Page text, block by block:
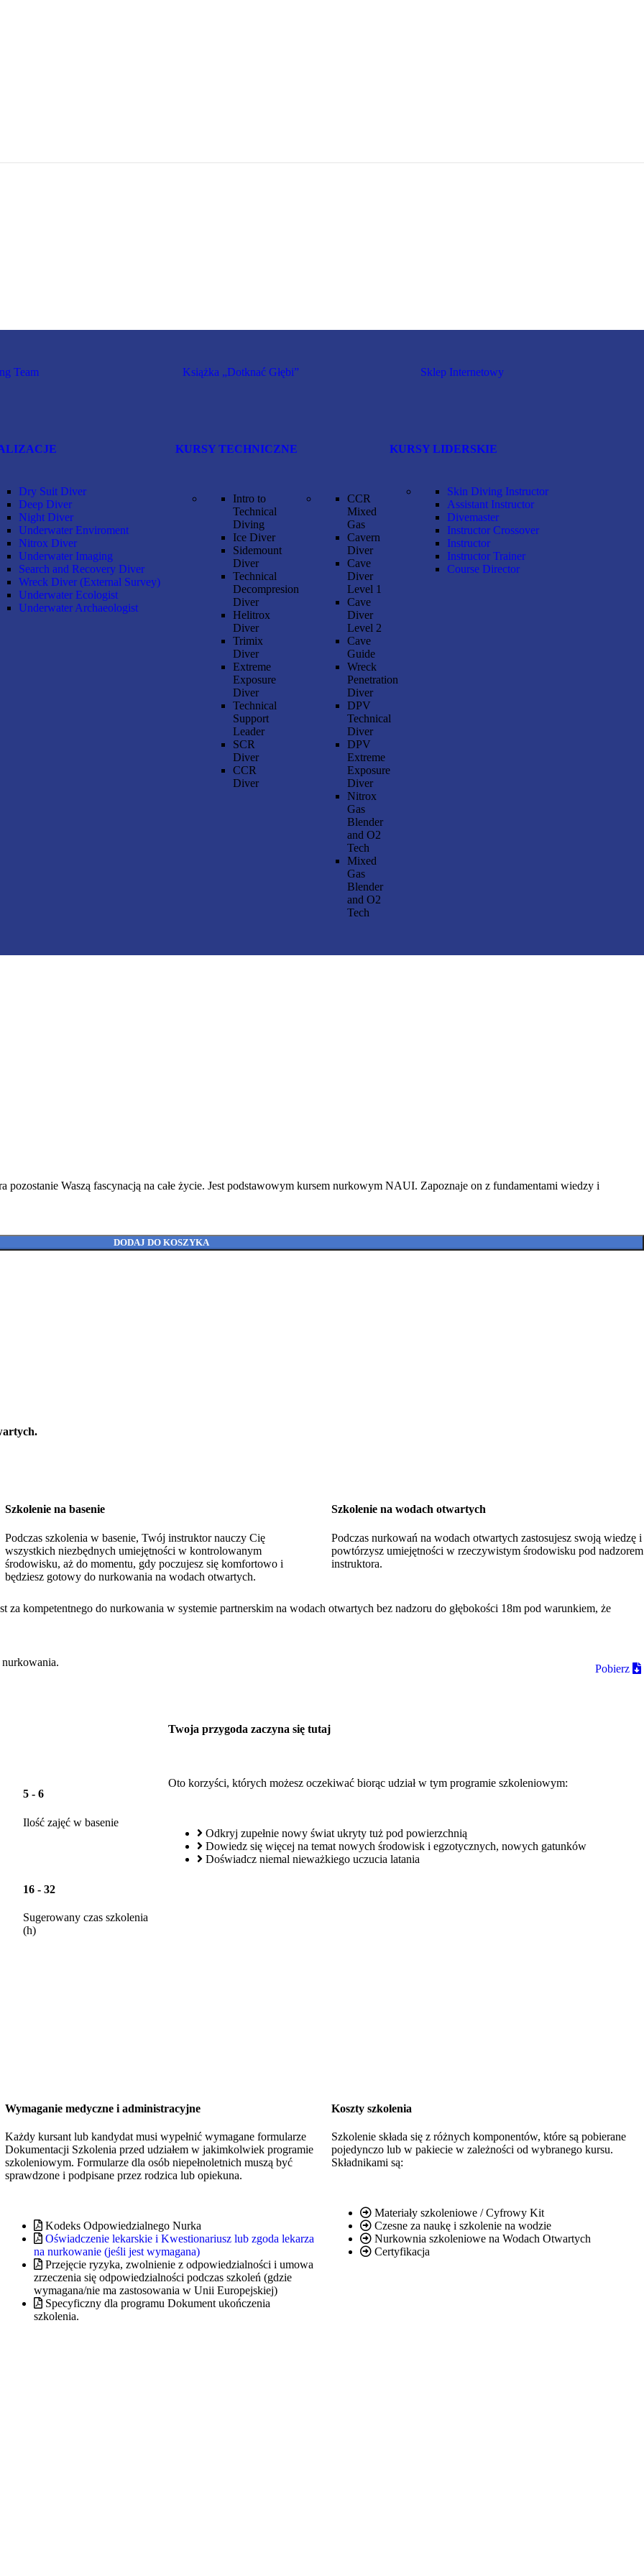
Team Książka „Dotknać Głębi”
Sklep Internetowy
Dry Suit Diver
Deep Diver
Night Diver
Underwater Enviroment
Nitrox Diver
Underwater Imaging
Search and Recovery Diver
Wreck Diver (External Survey)
Underwater Ecologist
Underwater Archaeologist
KURSY TECHNICZNE
Intro to
Technical
Diving
Ice Diver
Sidemount
Diver
Technical
Decompresion
Diver
Helitrox
Diver
Trimix
Diver
Extreme
Exposure
Diver
Technical
Support
Leader
SCR
Diver
CCR
Diver
CCR
Mixed
Gas
Cavern
Diver
Cave
Diver
Level 1
Cave
Diver
Level 2
Cave
Guide
Wreck
Penetration
Diver
DPV
Technical
Diver
DPV
Extreme
Exposure
Diver
Nitrox
Gas
Blender
and O2
Tech
Mixed
Gas
Blender
and O2
Tech
KURSY LIDERSKIE
Skin Diving Instructor
Assistant Instructor
Divemaster
Instructor Crossover
Instructor
Instructor Trainer
Course Director
Waszą fascynacją na całe życie. Jest podstawowym kursem nurkowym NAUI. Zapoznaje on z fundamentami wiedzy i
DODAJ DO KOSZYKA
Szkolenie na basenie
Podczas szkolenia w basenie, Twój instruktor nauczy Cię
wszystkich niezbędnych umiejętności w kontrolowanym
środowisku, aż do momentu, gdy poczujesz się komfortowo i
będziesz gotowy do nurkowania na wodach otwartych.
Szkolenie na wodach otwartych
Podczas nurkowań na wodach otwartych zastosujesz swoją wiedzę i
powtórzysz umiejętności w rzeczywistym środowisku pod nadzorem
instruktora.
kompetentnego do nurkowania w systemie partnerskim na wodach otwartych bez nadzoru do głębokości 18m pod warunkiem, że
Pobierz
5 - 6
Ilość zajęć w basenie
16 - 32
Sugerowany czas szkolenia
(h)
Twoja przygoda zaczyna się tutaj
Oto korzyści, których możesz oczekiwać biorąc udział w tym programie szkoleniowym:
Odkryj zupełnie nowy świat ukryty tuż pod powierzchnią
Dowiedz się więcej na temat nowych środowisk i egzotycznych, nowych gatunków
Doświadcz niemal nieważkiego uczucia latania
Wymaganie medyczne i administracyjne
Każdy kursant lub kandydat musi wypełnić wymagane formularze
Dokumentacji Szkolenia przed udziałem w jakimkolwiek programie
szkoleniowym. Formularze dla osób niepełnoletnich muszą być
sprawdzone i podpisane przez rodzica lub opiekuna.
Kodeks Odpowiedzialnego Nurka
Oświadczenie lekarskie i Kwestionariusz lub zgoda lekarza
na nurkowanie (jeśli jest wymagana)
Przejęcie ryzyka, zwolnienie z odpowiedzialności i umowa
zrzeczenia się odpowiedzialności podczas szkoleń (gdzie
wymagana/nie ma zastosowania w Unii Europejskiej)
Specyficzny dla programu Dokument ukończenia
szkolenia.
Koszty szkolenia
Szkolenie składa się z różnych komponentów, które są pobierane
pojedynczo lub w pakiecie w zależności od wybranego kursu.
Składnikami są:
Materiały szkoleniowe / Cyfrowy Kit
Czesne za naukę i szkolenie na wodzie
Nurkownia szkoleniowe na Wodach Otwartych
Certyfikacja